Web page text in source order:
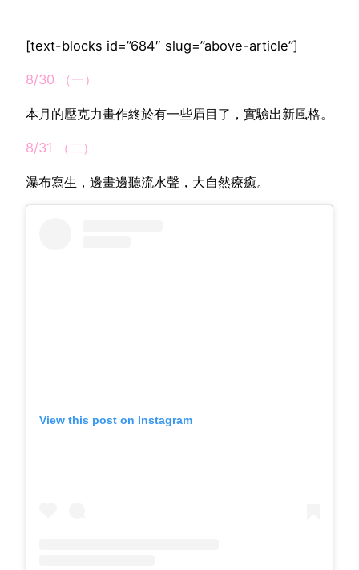
[text-blocks id=”684″ slug=”above-article”]
8/30 （一）
本月的壓克力畫作終於有一些眉目了，實驗出新風格。
8/31 （二）
瀑布寫生，邊畫邊聽流水聲，大自然療癒。
View this post on Instagram